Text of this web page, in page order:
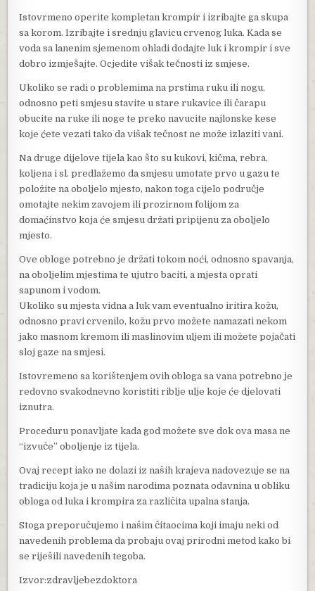
Istovrmeno operite kompletan krompir i izribajte ga skupa
sa korom. Izribajte i srednju glavicu crvenog luka. Kada se
voda sa lanenim sjemenom ohladi dodajte luk i krompir i sve
dobro izmješajte. Ocjedite višak tečnosti iz smjese.
Ukoliko se radi o problemima na prstima ruku ili nogu,
odnosno peti smjesu stavite u stare rukavice ili čarapu
obucite na ruke ili noge te preko navucite najlonske kese
koje ćete vezati tako da višak tečnost ne može izlaziti vani.
Na druge dijelove tijela kao što su kukovi, kičma, rebra,
koljena i sl. predlažemo da smjesu umotate prvo u gazu te
položite na oboljelo mjesto, nakon toga cijelo područje
omotajte nekim zavojem ili prozirnom folijom za
domaćinstvo koja će smjesu držati pripijenu za oboljelo
mjesto.
Ove obloge potrebno je držati tokom noći, odnosno spavanja,
na oboljelim mjestima te ujutro baciti, a mjesta oprati
sapunom i vodom.
Ukoliko su mjesta vidna a luk vam eventualno iritira kožu,
odnosno pravi crvenilo, kožu prvo možete namazati nekom
jako masnom kremom ili maslinovim uljem ili možete pojačati
sloj gaze na smjesi.
Istovremeno sa korištenjem ovih obloga sa vana potrebno je
redovno svakodnevno koristiti riblje ulje koje će djelovati
iznutra.
Proceduru ponavljate kada god možete sve dok ova masa ne
“izvuče” oboljenje iz tijela.
Ovaj recept iako ne dolazi iz naših krajeva nadovezuje se na
tradiciju koja je u našim narodima poznata odavnina u obliku
obloga od luka i krompira za različita upalna stanja.
Stoga preporučujemo i našim čitaocima koji imaju neki od
navedenih problema da probaju ovaj prirodni metod kako bi
se riješili navedenih tegoba.
Izvor:zdravljebezdoktora